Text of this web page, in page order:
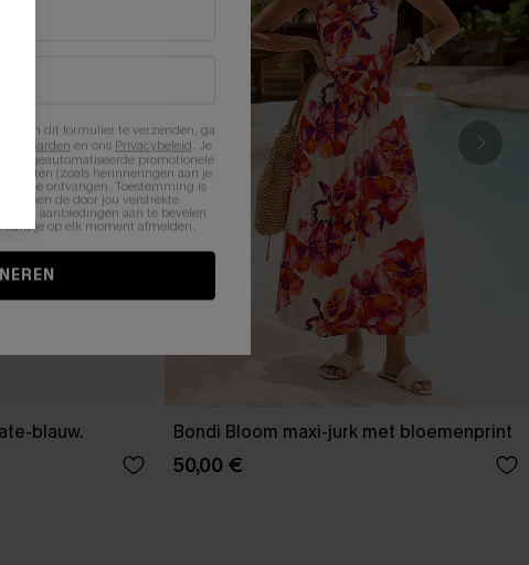
blauw. Bondi Bloom maxi-jurk met bloemenprint
50,00 €
en dit formulier te verzenden, ga
en ons Privacybeleid. Je
geautomatiseerde promotionele
(zoals herinneringen aan je
te ontvangen. Toestemming is
kunnen de door jou verstrekte
en aanbiedingen aan te bevelen
je op elk moment afmelden.